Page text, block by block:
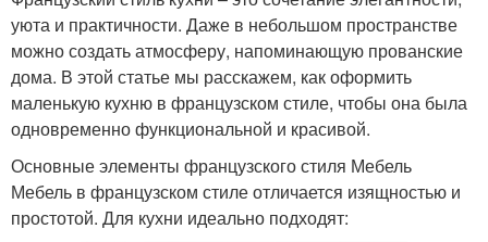
уюта и практичности. Даже в небольшом пространстве
можно создать атмосферу, напоминающую прованские
дома. В этой статье мы расскажем, как оформить
маленькую кухню в французском стиле, чтобы она была
одновременно функциональной и красивой.
Основные элементы французского стиля Мебель
Мебель в французском стиле отличается изящностью и
простотой. Для кухни идеально подходят: